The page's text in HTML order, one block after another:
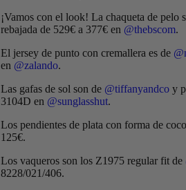
¡Vamos con el look! La chaqueta de pelo
rebajada de 529€ a 377€ en @thebscom.
El jersey de punto con cremallera es de
en @zalando.
Las gafas de sol son de @tiffanyandco y
3104D en @sunglasshut.
Los pendientes de plata con forma de
125€.
Los vaqueros son los Z1975 regular fit de
8228/021/406.